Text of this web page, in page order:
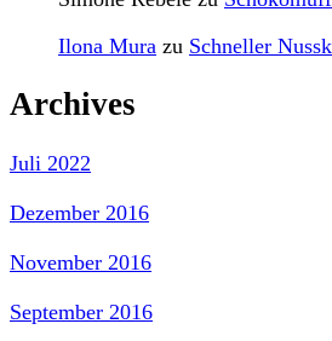
Ilona Mura zu Schneller
Archives
Juli 2022
Dezember 2016
November 2016
September 2016